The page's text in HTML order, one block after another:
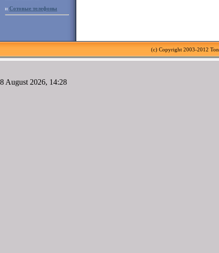
и Сотовые телефоны
(c) Copyright 2003-2012
8 August 2026, 14:28